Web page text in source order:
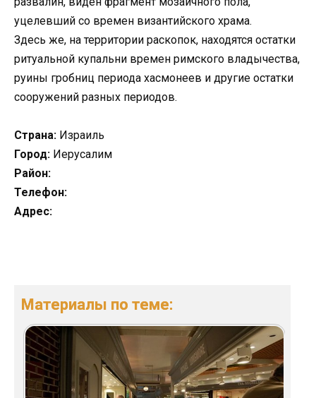
уцелевший со времен византийского храма.
Здесь же, на территории раскопок, находятся остатки
ритуальной купальни времен римского владычества,
руины гробниц периода хасмонеев и другие остатки
сооружений разных периодов.
Страна: Израиль
Город: Иерусалим
Район:
Телефон:
Адрес:
Материалы по теме: